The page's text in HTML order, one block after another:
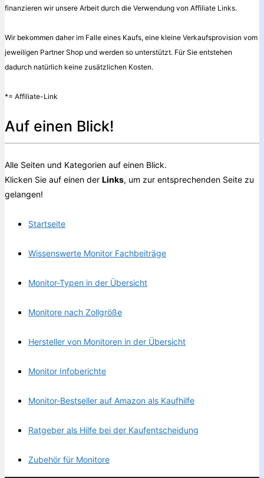
finanzieren wir unsere Arbeit durch die Verwendung von Affiliate Links.
Wir bekommen daher im Falle eines Kaufs, eine kleine Verkaufsprovision vom
jeweiligen Partner Shop und werden so unterstützt. Für Sie entstehen
dadurch natürlich keine zusätzlichen Kosten.
*= Affiliate-Link
Auf einen Blick!
Alle Seiten und Kategorien auf einen Blick.
Klicken Sie auf einen der Links, um zur entsprechenden Seite zu
gelangen!
Startseite
Wissenswerte Monitor Fachbeiträge
Monitor-Typen in der Übersicht
Monitore nach Zollgröße
Hersteller von Monitoren in der Übersicht
Monitor Infoberichte
Monitor-Bestseller auf Amazon als Kaufhilfe
Ratgeber als Hilfe bei der Kaufentscheidung
Zubehör für Monitore